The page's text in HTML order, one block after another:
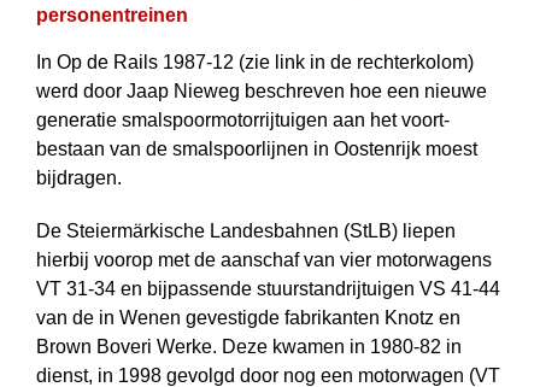
personentreinen
In Op de Rails 1987-12 (zie link in de rechterkolom)
werd door Jaap Nieweg beschreven hoe een nieuwe
generatie smalspoormotorrijtuigen aan het voort­
bestaan van de smalspoorlijnen in Oostenrijk moest
bijdragen.
De Steiermärkische Landesbahnen (StLB) liepen
hierbij voorop met de aanschaf van vier motorwagens
VT 31-34 en bijpassende stuurstandrijtuigen VS 41-44
van de in Wenen gevestigde fabrikanten Knotz en
Brown Boveri Werke. Deze kwamen in 1980-82 in
dienst, in 1998 gevolgd door nog een motorwagen (VT